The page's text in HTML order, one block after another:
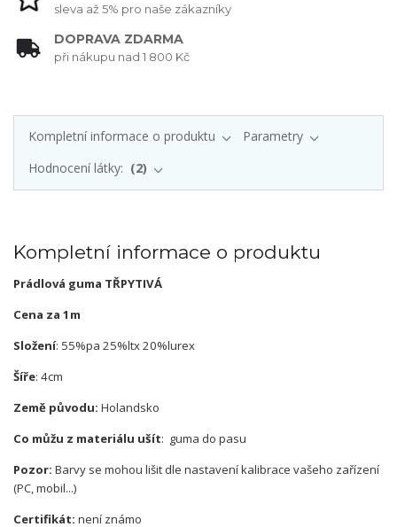
sleva až 5% pro naše zákazníky
DOPRAVA ZDARMA
při nákupu nad 1 800 Kč
Kompletní informace o produktu
Parametry
Hodnocení látky:
2
Kompletní informace o produktu
Prádlová guma TŘPYTIVÁ
Cena za 1m
Složení: 55%pa 25%ltx 20%lurex
Šíře: 4cm
Země původu: Holandsko
Co můžu z materiálu ušít: guma do pasu
Pozor: Barvy se mohou lišit dle nastavení kalibrace vašeho zařízení
(PC, mobil...)
Certifikát: není známo